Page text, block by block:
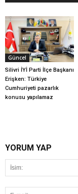
Güncel
Silivri İYİ Parti İlçe Başkanı
Erişken: Türkiye
Cumhuriyeti pazarlık
konusu yapılamaz
YORUM YAP